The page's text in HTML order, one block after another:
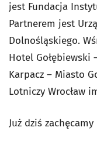
jest Fundacja
Partnerem jest
Dolnośląskiego.
Hotel Gołębiewski
Karpacz – Miasto
Lotniczy Wrocław
Już dziś